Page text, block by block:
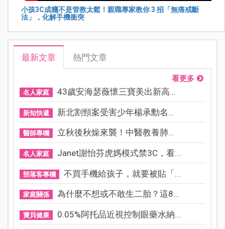
小孩3C成癮不是管教太鬆！親職專家教你 3 招「無痛戒斷
法」，化解手機衝突
最新文章 熱門文章
看更多
名人家庭 43歲安海瑟薇懷三寶美出新高...
新知快遞 新北割頸案受害少年楊承勳名...
醫師專欄 立秋後秋燥來襲！中醫教養肺...
名人家庭 Janet謝怡芬虎媽模式禁3C，看...
部落客專欄 不買手機給孩子，就要被貼「...
家庭關係 為什麼不想或不敢生二胎？這8...
寶貝健康 0.05%阿托品近視控制眼藥水納...